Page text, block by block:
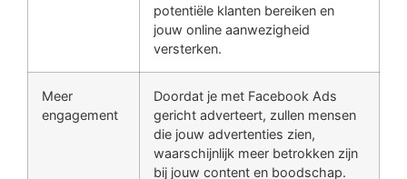
potentiële klanten bereiken en
jouw online aanwezigheid
versterken.
Meer
engagement
Doordat je met Facebook Ads
gericht adverteert, zullen mensen
die jouw advertenties zien,
waarschijnlijk meer betrokken zijn
bij jouw content en boodschap.